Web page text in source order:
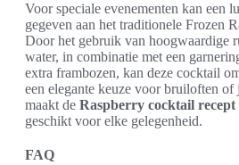
Voor speciale evenementen kan een
gegeven aan het traditionele Frozen
Door het gebruik van hoogwaardige
water, in combinatie met een
extra frambozen, kan deze cocktail
een elegante keuze voor bruiloften
maakt de Raspberry cocktail recept
geschikt voor elke gelegenheid.
FAQ